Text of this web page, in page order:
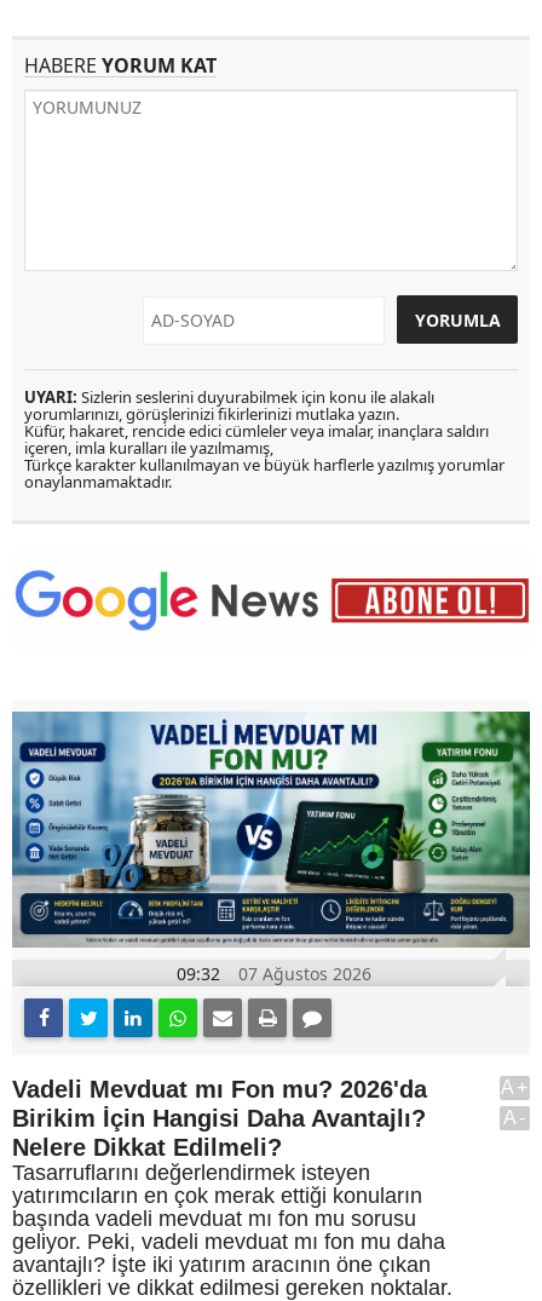
HABERE YORUM KAT
UYARI: Sizlerin seslerini duyurabilmek için konu ile alakalı
yorumlarınızı, görüşlerinizi fikirlerinizi mutlaka yazın.
Küfür, hakaret, rencide edici cümleler veya imalar, inançlara saldırı
içeren, imla kuralları ile yazılmamış,
Türkçe karakter kullanılmayan ve büyük harflerle yazılmış yorumlar
onaylanmamaktadır.
09:32 07 Ağustos 2026
Vadeli Mevduat mı Fon mu? 2026'da
Birikim İçin Hangisi Daha Avantajlı?
Nelere Dikkat Edilmeli?
Tasarruflarını değerlendirmek isteyen
yatırımcıların en çok merak ettiği konuların
başında vadeli mevduat mı fon mu sorusu
geliyor. Peki, vadeli mevduat mı fon mu daha
avantajlı? İşte iki yatırım aracının öne çıkan
özellikleri ve dikkat edilmesi gereken noktalar.
A+
A-